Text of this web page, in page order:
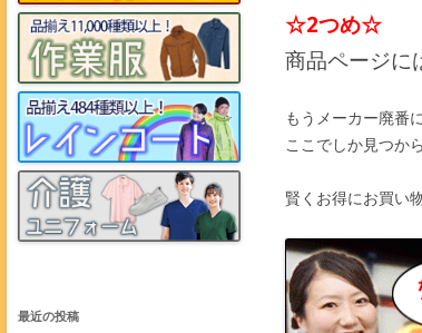
☆2つめ☆
商品ページに
もうメーカー廃番
ここでしか見つか
賢くお得にお買い
最近の投稿